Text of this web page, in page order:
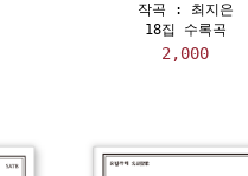
작곡 : 최지은
18집 수록곡
2,000